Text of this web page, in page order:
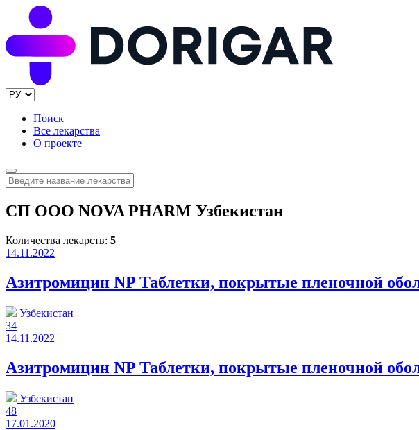
Поиск
Все лекарства
О проекте
СП ООО NOVA PHARM Узбекистан
Количества лекарств: 5
14.11.2022
Азитромицин NP Таблетки, покрытые пленочной
Узбекистан
34
14.11.2022
Азитромицин NP Таблетки, покрытые пленочной
Узбекистан
48
17.01.2020